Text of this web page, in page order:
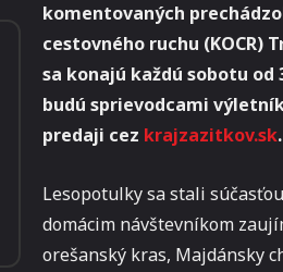
komentovaných
cestovného ruchu (KOCR)
sa konajú každú sobotu od
budú sprievodcami
predaji cez krajzazitkov.sk.
Lesopotulky sa stali
domácim návštevníkom
orešanský kras, Majdánsky